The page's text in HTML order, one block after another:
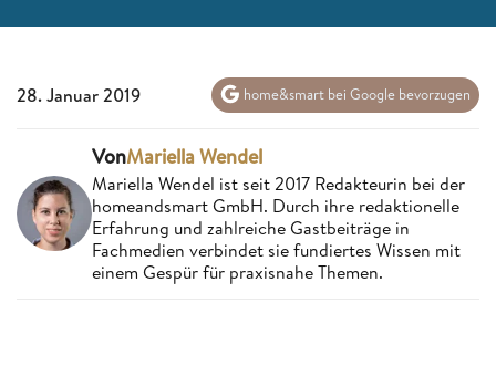
28. Januar 2019 home&smart bei Google bevorzugen
VonMariella Wendel
Mariella Wendel ist seit 2017 Redakteurin bei der
homeandsmart GmbH. Durch ihre redaktionelle
Erfahrung und zahlreiche Gastbeiträge in
Fachmedien verbindet sie fundiertes Wissen mit
einem Gespür für praxisnahe Themen.